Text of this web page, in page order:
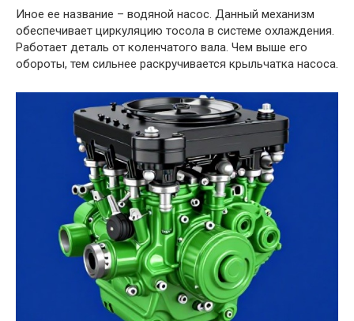
Иное ее название – водяной насос. Данный механизм
обеспечивает циркуляцию тосола в системе охлаждения.
Работает деталь от коленчатого вала. Чем выше его
обороты, тем сильнее раскручивается крыльчатка насоса.